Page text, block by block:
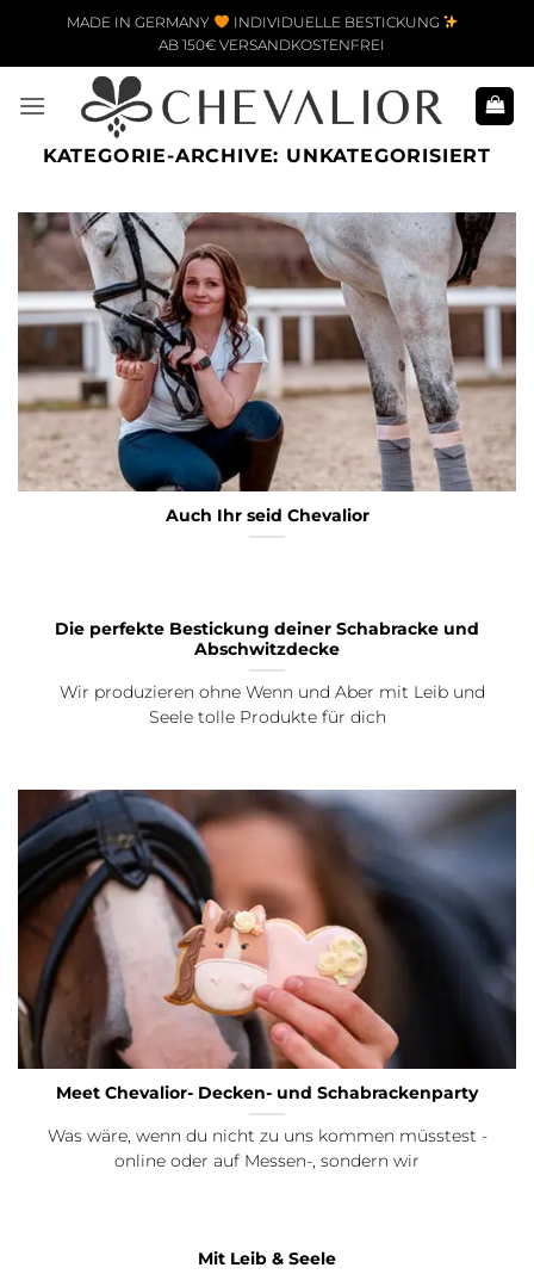
Zum Inhalt springen
MADE IN GERMANY
INDIVIDUELLE BESTICKUNG
AB 150€ VERSANDKOSTENFREI
KATEGORIE-ARCHIVE: UNKATEGORISIERT
Auch Ihr seid Chevalior
Die perfekte Bestickung deiner Schabracke und
Abschwitzdecke
Wir produzieren ohne Wenn und Aber mit Leib und
Seele tolle Produkte für dich
Meet Chevalior- Decken- und Schabrackenparty
Was wäre, wenn du nicht zu uns kommen müsstest -
online oder auf Messen-, sondern wir
Mit Leib & Seele